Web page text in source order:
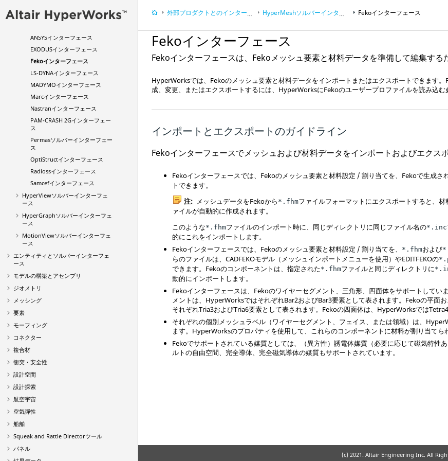
Actranインターフェース
ANSYSインターフェース
EXODUSインターフェース
Fekoインターフェース
LS-DYNAインターフェース
MADYMOインターフェース
Marcインターフェース
Nastranインターフェース
PAM-CRASH 2Gインターフェー
ス
Permasソルバーインターフェー
ス
OptiStructインターフェース
Radiossインターフェース
Samcefインターフェース
HyperViewソルバーインターフェ
ース
HyperGraphソルバーインターフェ
ース
MotionViewソルバーインターフェ
ース
エンティティとソルバーインターフェ
ース
モデルの構築とアセンブリ
ジオメトリ
メッシング
要素
モーフィング
コネクター
複合材
衝突・安全性
設計空間
設計探索
航空宇宙
空気弾性
船舶
Squeak and Rattle Directorツール
パネル
外部プロダクトとのインターフェース HyperMeshソルバーインターフェース Fekoインターフェース
Fekoインターフェース
Fekoインターフェースは、 Fekoメッシュ要素と材料データを準備して編集する
HyperWorksでは、 Fekoのメッシュ要素と材料データをインポートまたはエクスポートできます。
成、変更、またはエクスポートするには、 HyperWorksにFekoのユーザープロファイルを読み込む
インポートとエクスポートのガイドライン
Fekoインターフェースでメッシュおよび材料データをインポートおよびエクス
Fekoインターフェースでは、 Fekoのメッシュ要素と材料設定 / 割り当てを、 Fekoで生成さ
トできます。
注: メッシュデータをFekoから *.fhmファイルフォーマットにエクスポートすると、
ァイルが自動的に作成されます。
このような*.fhmファイルのインポート時に、同じディレクトリに同じファイル名の*.inc
的にこれをインポートします。
Fekoインターフェースでは、 Fekoのメッシュ要素と材料設定 / 割り当てを、 *.fhmおよび
らのファイルは、CADFEKOモデル（メッシュインポートメニューを使用）やEDITFEKOの
できます。 Fekoのコンポーネントは、指定された*.fhmファイルと同じディレクトリに
動的にインポートします。
Fekoインターフェースは、 Fekoのワイヤーセグメント、三角形、四面体をサポートしていま
メントは、 HyperWorksではそれぞれBar2およびBar3要素として表されます。 Fekoの平面
それぞれTria3およびTria6要素として表されます。 Fekoの四面体は、 HyperWorksでは
それぞれの個別メッシュラベル（ワイヤーセグメント、フェイス、または領域）は、
ます。 HyperWorksのプロパティを使用して、これらのコンポーネントに材料が割り当てら
Fekoでサポートされている媒質としては、（異方性）誘電体媒質（必要に応じて磁気特性
ルトの自由空間、完全導体、完全磁気導体の媒質もサポートされています。
(c) 2021. Altair Engineering Inc. All